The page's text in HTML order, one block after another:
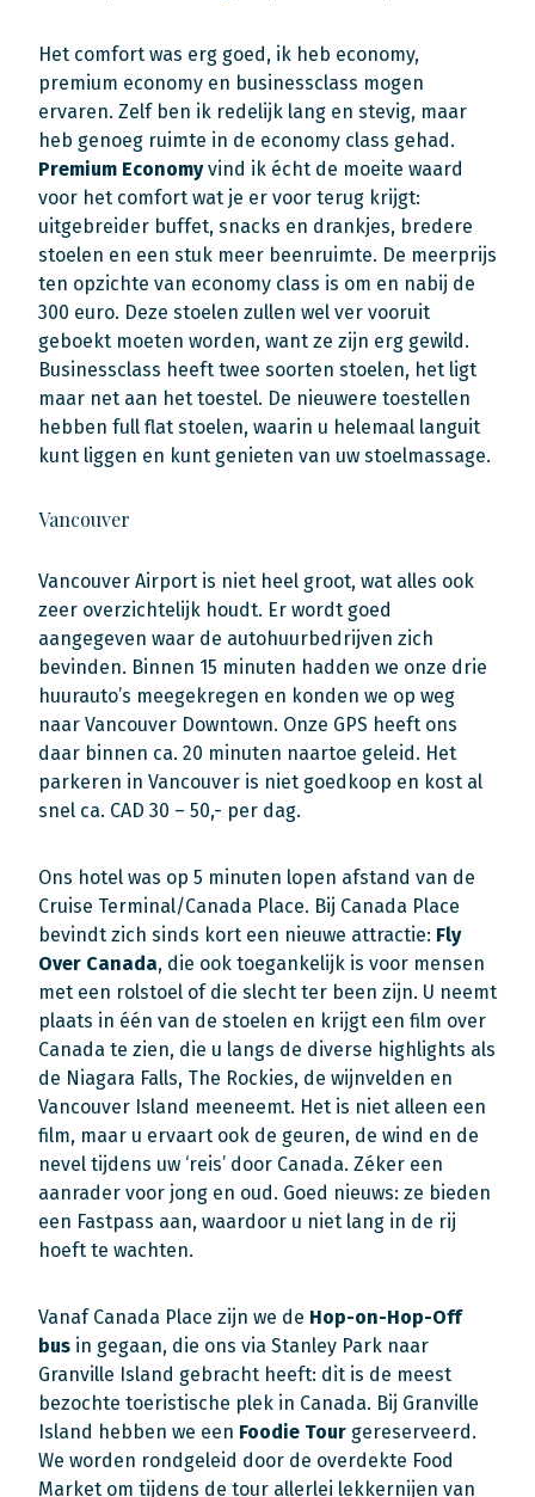
Het comfort was erg goed, ik heb economy,
premium economy en businessclass mogen
ervaren. Zelf ben ik redelijk lang en stevig, maar
heb genoeg ruimte in de economy class gehad.
Premium Economyvind ik écht de moeite waard
voor het comfort wat je er voor terug krijgt:
uitgebreider buffet, snacks en drankjes, bredere
stoelen en een stuk meer beenruimte. De meerprijs
ten opzichte van economy class is om en nabij de
300 euro. Deze stoelen zullen wel ver vooruit
geboekt moeten worden, want ze zijn erg gewild.
Businessclass heeft twee soorten stoelen, het ligt
maar net aan het toestel. De nieuwere toestellen
hebben full flat stoelen, waarin u helemaal languit
kunt liggen en kunt genieten van uw stoelmassage.
Vancouver
Vancouver Airport is niet heel groot, wat alles ook
zeer overzichtelijk houdt. Er wordt goed
aangegeven waar de autohuurbedrijven zich
bevinden. Binnen 15 minuten hadden we onze drie
huurauto’s meegekregen en konden we op weg
naar Vancouver Downtown. Onze GPS heeft ons
daar binnen ca. 20 minuten naartoe geleid. Het
parkeren in Vancouver is niet goedkoop en kost al
snel ca. CAD 30 – 50,- per dag.
Ons hotel was op 5 minuten lopen afstand van de
Cruise Terminal/Canada Place. Bij Canada Place
bevindt zich sinds kort een nieuwe attractie: Fly
Over Canada, die ook toegankelijk is voor mensen
met een rolstoel of die slecht ter been zijn. U neemt
plaats in één van de stoelen en krijgt een film over
Canada te zien, die u langs de diverse highlights als
de Niagara Falls, The Rockies, de wijnvelden en
Vancouver Island meeneemt. Het is niet alleen een
film, maar u ervaart ook de geuren, de wind en de
nevel tijdens uw ‘reis’ door Canada. Zéker een
aanrader voor jong en oud. Goed nieuws: ze bieden
een Fastpass aan, waardoor u niet lang in de rij
hoeft te wachten.
Vanaf Canada Place zijn we de Hop-on-Hop-Off
bus in gegaan, die ons via Stanley Park naar
Granville Island gebracht heeft: dit is de meest
bezochte toeristische plek in Canada. Bij Granville
Island hebben we een Foodie Tour gereserveerd.
We worden rondgeleid door de overdekte Food
Market om tijdens de tour allerlei lekkernijen van